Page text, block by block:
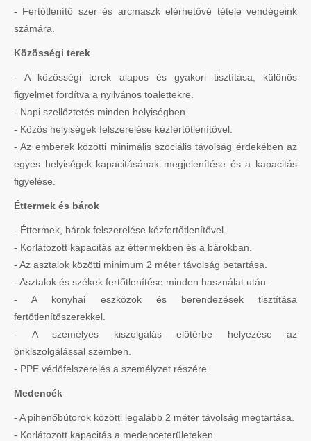
- Fertőtlenítő szer és arcmaszk elérhetővé tétele vendégeink
számára.
Közösségi terek
- A közösségi terek alapos és gyakori tisztítása, különös
figyelmet fordítva a nyilvános toalettekre.
- Napi szellőztetés minden helyiségben.
- Közös helyiségek felszerelése kézfertőtlenítővel.
- Az emberek közötti minimális szociális távolság érdekében az
egyes helyiségek kapacitásának megjelenítése és a kapacitás
figyelése.
Éttermek és bárok
- Éttermek, bárok felszerelése kézfertőtlenítővel.
- Korlátozott kapacitás az éttermekben és a bárokban.
- Az asztalok közötti minimum 2 méter távolság betartása.
- Asztalok és székek fertőtlenítése minden használat után.
- A konyhai eszközök és berendezések tisztítása
fertőtlenítőszerekkel.
- A személyes kiszolgálás előtérbe helyezése az
önkiszolgálással szemben.
- PPE védőfelszerelés a személyzet részére.
Medencék
- A pihenőbútorok közötti legalább 2 méter távolság megtartása.
- Korlátozott kapacitás a medenceterületeken.